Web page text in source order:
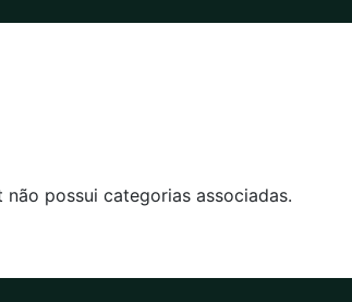
não possui categorias associadas.